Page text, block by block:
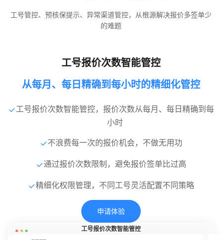
工号管控、预核保提示、异常渠道管控，从根源解决报价多签单少
的难题
工号报价次数智能管控
从每月、每日精确到每小时的精细化管控
工号报价次数智能管控，报价次数从每月、每日精确到每
小时
不浪费每一次的报价机会，不做无用功
通过报价次数限制，避免报价签单比过高
精细化权限管理，不同工号灵活配置不同策略
申请体验
工号报价次数智能管控